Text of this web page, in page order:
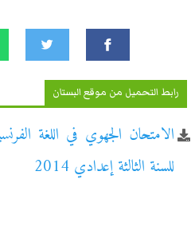
رابط التحميل من موقع البستان
الامتحان الجهوي في اللغة
للسنة الثالثة إعدادي 2014